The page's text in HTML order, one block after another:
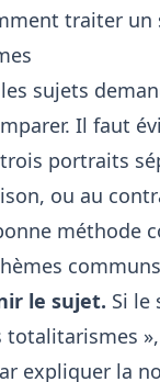
traiter un
sujets
Il faut
portraits
ou au
méthode
le sujet. Si le
totalitarismes »,
expliquer la